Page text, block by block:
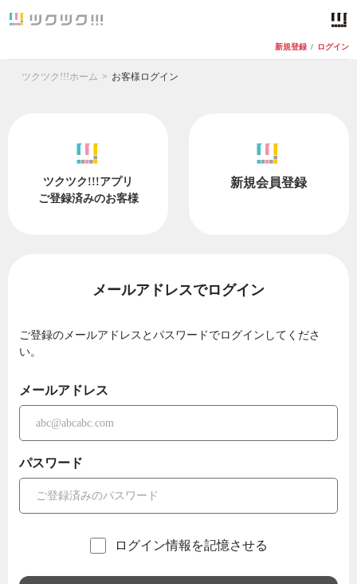
新規登録 / ログイン
ツクツク!!!ホーム お客様ログイン
ツクツク!!!アプリ
ご登録済みのお客様
新規会員登録
メールアドレスでログイン
ご登録のメールアドレスとパスワードでログインしてくださ
い。
メールアドレス
パスワード
ログイン情報を記憶させる